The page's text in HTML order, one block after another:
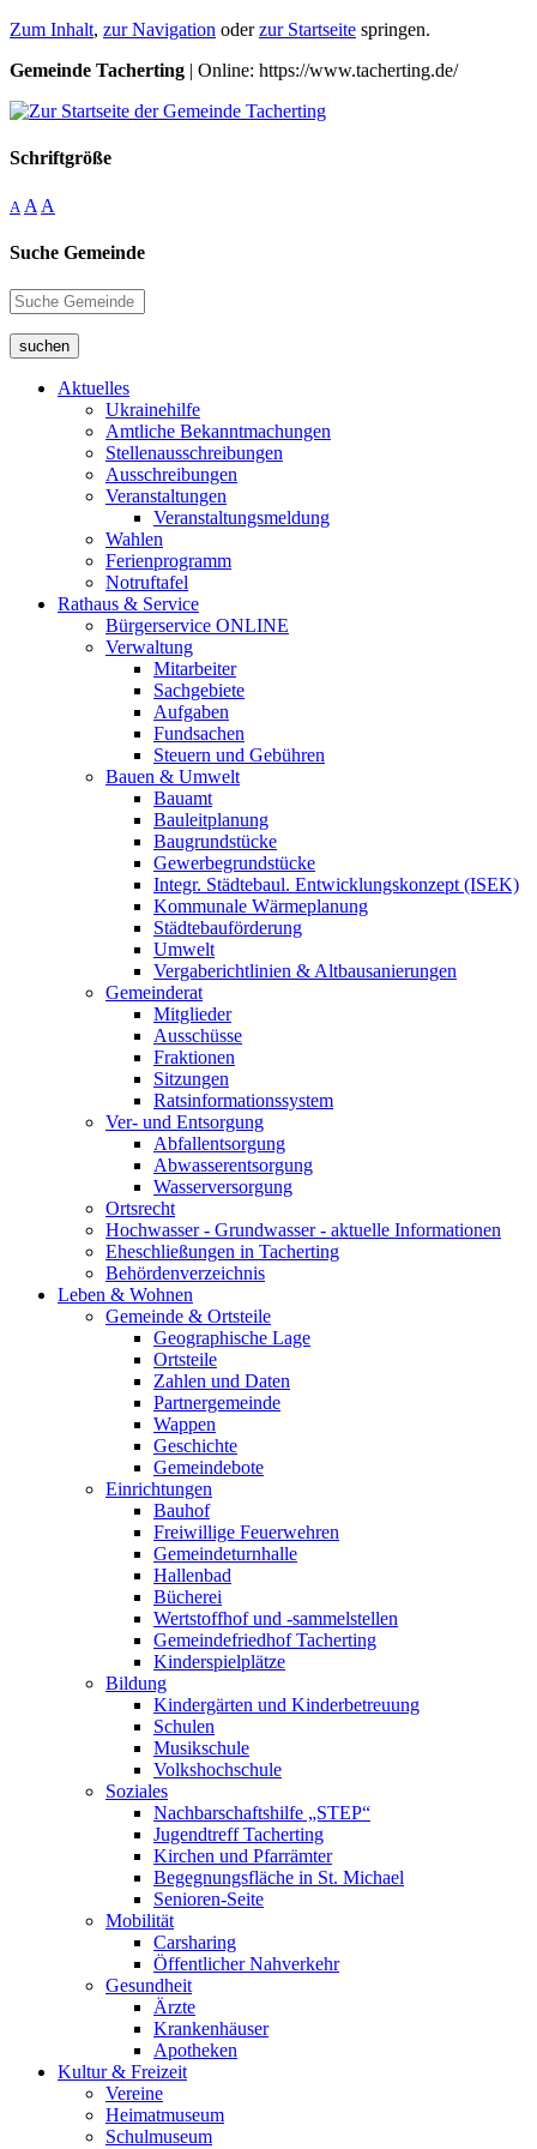
Zum Inhalt, zur Navigation oderzur Startseite springen.
Gemeinde Tacherting | Online: https://www.tacherting.de/
Schriftgröße
A A A
Suche Gemeinde
suchen
Aktuelles
Ukrainehilfe
Amtliche Bekanntmachungen
Stellenausschreibungen
Ausschreibungen
Veranstaltungen
Veranstaltungsmeldung
Wahlen
Ferienprogramm
Notruftafel
Rathaus & Service
Bürgerservice ONLINE
Verwaltung
Mitarbeiter
Sachgebiete
Aufgaben
Fundsachen
Steuern und Gebühren
Bauen & Umwelt
Bauamt
Bauleitplanung
Baugrundstücke
Gewerbegrundstücke
Integr. Städtebaul. Entwicklungskonzept (ISEK)
Kommunale Wärmeplanung
Städtebauförderung
Umwelt
Vergaberichtlinien & Altbausanierungen
Gemeinderat
Mitglieder
Ausschüsse
Fraktionen
Sitzungen
Ratsinformationssystem
Ver- und Entsorgung
Abfallentsorgung
Abwasserentsorgung
Wasserversorgung
Ortsrecht
Hochwasser - Grundwasser - aktuelle Informationen
Eheschließungen in Tacherting
Behördenverzeichnis
Leben & Wohnen
Gemeinde & Ortsteile
Geographische Lage
Ortsteile
Zahlen und Daten
Partnergemeinde
Wappen
Geschichte
Gemeindebote
Einrichtungen
Bauhof
Freiwillige Feuerwehren
Gemeindeturnhalle
Hallenbad
Bücherei
Wertstoffhof und -sammelstellen
Gemeindefriedhof Tacherting
Kinderspielplätze
Bildung
Kindergärten und Kinderbetreuung
Schulen
Musikschule
Volkshochschule
Soziales
Nachbarschaftshilfe „STEP“
Jugendtreff Tacherting
Kirchen und Pfarrämter
Begegnungsfläche in St. Michael
Senioren-Seite
Mobilität
Carsharing
Öffentlicher Nahverkehr
Gesundheit
Ärzte
Krankenhäuser
Apotheken
Kultur & Freizeit
Vereine
Heimatmuseum
Schulmuseum